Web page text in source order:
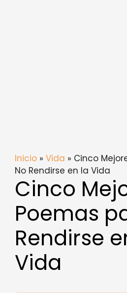
Inicio » Vida » Cinco
No Rendirse en la Vida
Cinco
Poemas
Rendirse
Vida